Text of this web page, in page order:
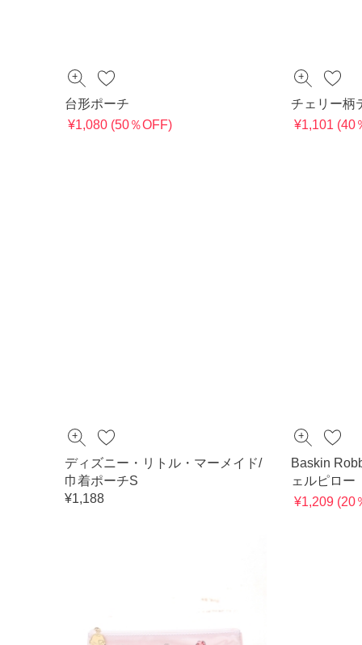
台形ポーチ
¥1,080 (50％OFF)
チェリー柄
¥1,101 (40
ディズニー・リトル・マーメイド/
巾着ポーチS
¥1,188
Baskin
ェルピロー
¥1,209 (20